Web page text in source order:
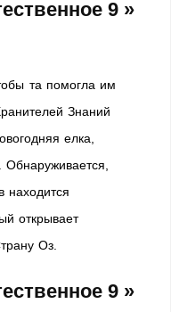
9 »
та помогла им
Знаний
елка,
находится
открывает
Оз.
9 »